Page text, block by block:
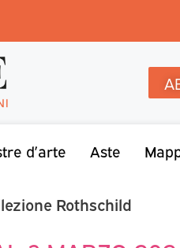
d’arte Aste
Rothschild